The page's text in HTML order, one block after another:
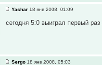
Yashar 18 янв 2008, 01:09
сегодня 5:0 выиграл первый раз
Sergo 18 янв 2008, 05:03